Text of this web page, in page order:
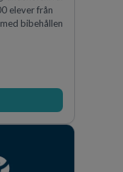
elever från
bibehållen